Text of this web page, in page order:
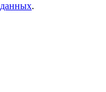
.